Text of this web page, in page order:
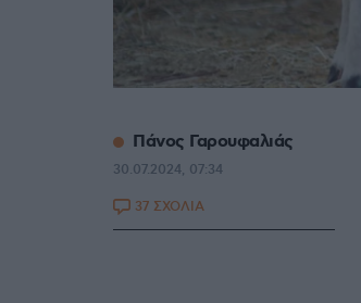
Πάνος Γαρουφαλιάς
30.07.2024, 07:34
37 ΣΧΟΛΙΑ